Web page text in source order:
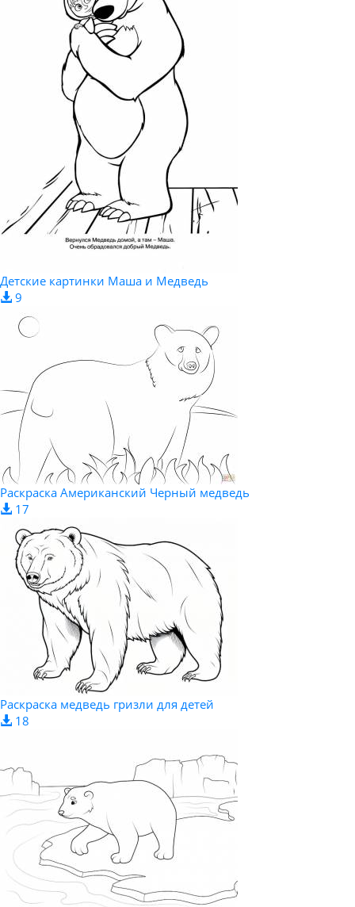
Детские картинки Маша и Медведь
9
Раскраска Американский Черный медведь
17
Раскраска медведь гризли для детей
18